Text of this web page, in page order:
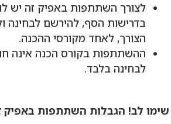
לצורך השתתפות באפיק זה יש
בדרישות הסף, להירשם לבחינה
הצורך, לאחד מקורסי ההכנה.
ההשתתפות בקורס הכנה אינה
לבחינה בלבד.
שימו לב! הגבלות השתתפות באפיק